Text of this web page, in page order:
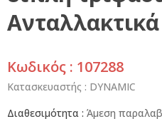
Κωδικός : 107288
Κατασκευαστής : DYNAMIC
Διαθεσιμότητα : Άμεση